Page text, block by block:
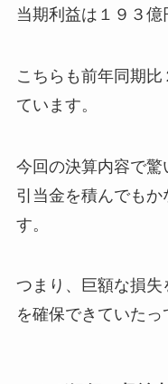
当期利益は１９３億
こちらも前年同期
ています。
今回の決算内容で驚
引当金を積んでも
す。
つまり、巨額な損
を確保できていたっ